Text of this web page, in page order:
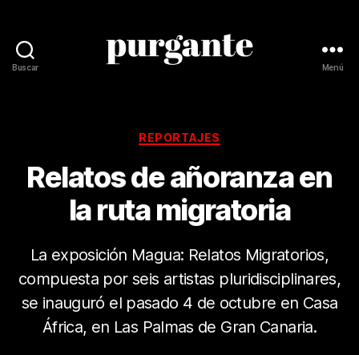
Buscar Menú
Categorías
REPORTAJES
Relatos de añoranza en
la ruta migratoria
La exposición Magua: Relatos Migratorios,
compuesta por seis artistas pluridisciplinares,
se inauguró el pasado 4 de octubre en Casa
África, en Las Palmas de Gran Canaria.